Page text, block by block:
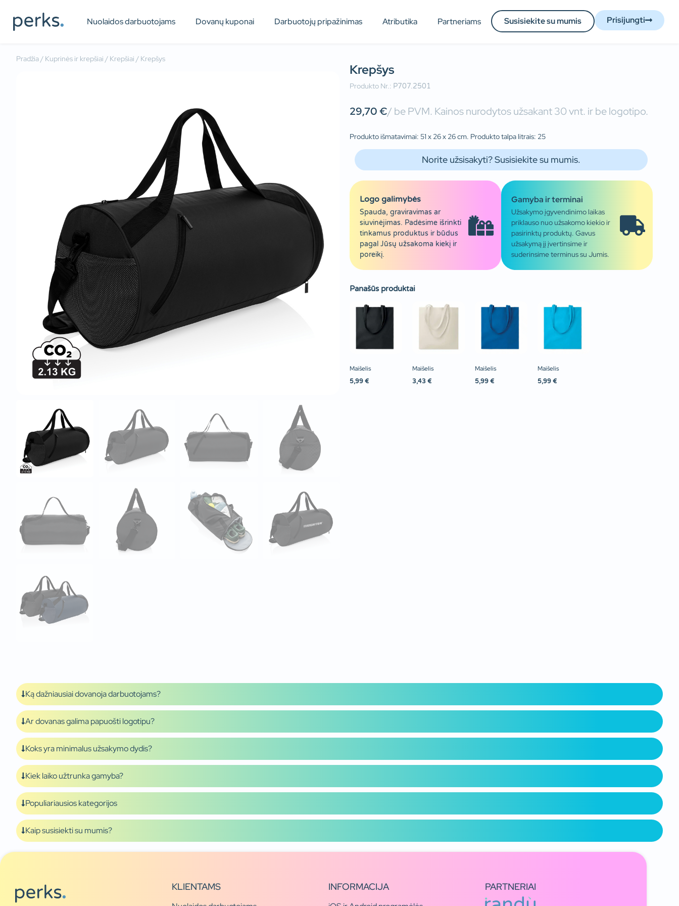
Nuolaidos darbuotojams Dovanų kuponai Darbuotojų pripažinimas Atributika Partneriams Susisiekite su mumis Prisijungti
Pradžia/ Kuprinės ir krepšiai / Krepšiai / Krepšys
Krepšys
Produkto Nr.: P707.2501
29,70€/ be PVM. Kainos nurodytos užsakant 30 vnt. ir be logotipo.
Produkto išmatavimai: 51 x 26 x 26 cm. Produkto talpa litrais: 25
Norite užsisakyti? Susisiekite su mumis.
Logo galimybės
Spauda, graviravimas ar
siuvinėjimas. Padėsime išrinkti
tinkamus produktus ir būdus
pagal Jūsų užsakoma kiekį ir
poreikį.
Gamyba ir terminai
Užsakymo įgyvendinimo laikas
priklauso nuo užsakomo kiekio ir
pasirinktų produktų. Gavus
užsakymą jį įvertinsime ir
suderinsime terminus su Jumis.
Panašūs produktai
Maišelis
5,99 €
Maišelis
3,43 €
Maišelis
5,99 €
Maišelis
5,99 €
Ką dažniausiai dovanoja darbuotojams?
Ar dovanas galima papuošti logotipu?
Koks yra minimalus užsakymo dydis?
Kiek laiko užtrunka gamyba?
Populiariausios kategorijos
Kaip susisiekti su mumis?
KLIENTAMS INFORMACIJA PARTNERIAI